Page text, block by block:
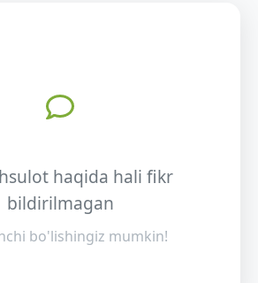
haqida hali fikr
bildirilmagan
bo'lishingiz mumkin!